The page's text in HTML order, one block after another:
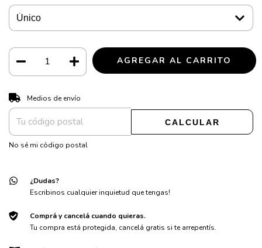
Entregas para el CP:
Medios de envío
CALCULAR
No sé mi código postal
¿Dudas?
Escribinos cualquier inquietud que tengas!
Comprá y cancelá cuando quieras.
Tu compra está protegida, cancelá gratis si te arrepentís.